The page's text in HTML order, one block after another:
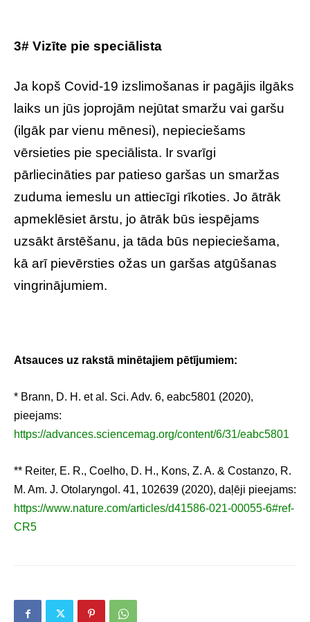
3# Vizīte pie speciālista
Ja kopš Covid-19 izslimošanas ir pagājis ilgāks
laiks un jūs joprojām nejūtat smaržu vai garšu
(ilgāk par vienu mēnesi), nepieciešams
vērsieties pie speciālista. Ir svarīgi
pārliecināties par patieso garšas un smaržas
zuduma iemeslu un attiecīgi rīkoties. Jo ātrāk
apmeklēsiet ārstu, jo ātrāk būs iespējams
uzsākt ārstēšanu, ja tāda būs nepieciešama,
kā arī pievērsties ožas un garšas atgūšanas
vingrinājumiem.
Atsauces uz rakstā minētajiem pētījumiem:
* Brann, D. H. et al. Sci. Adv. 6, eabc5801 (2020),
pieejams:
https://advances.sciencemag.org/content/6/31/eabc5801
** Reiter, E. R., Coelho, D. H., Kons, Z. A. & Costanzo, R.
M. Am. J. Otolaryngol. 41, 102639 (2020), daļēji pieejams:
https://www.nature.com/articles/d41586-021-00055-6#ref-
CR5